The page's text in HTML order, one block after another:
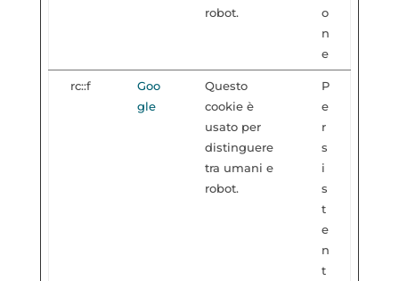
robot.
o
n
e
rc::f
Goo
gle
Questo
cookie è
usato per
distinguere
tra umani e
robot.
P
e
r
s
i
s
t
e
n
t